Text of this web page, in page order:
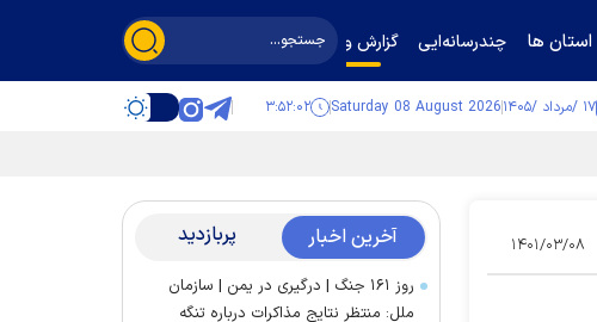
استان ها چندرسانه‌ایی گزارش و گفت‌وگو
۱۷ /مرداد /۱۴۰۵ Saturday 08 August 2026 ۳:۵۲:۰۳
۱۴۰۱/۰۳/۰۸ آخرین اخبار پربازدید
روز ۱۶۱ جنگ | درگیری در یمن | سازمان
ملل: منتظر نتایج مذاکرات درباره تنگه